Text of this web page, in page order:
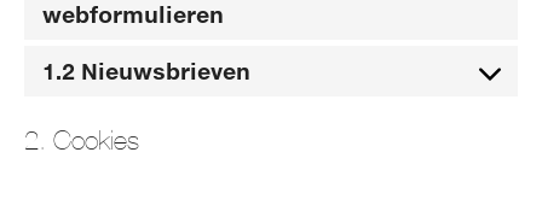
webformulieren
1.2 Nieuwsbrieven
2. Cookies